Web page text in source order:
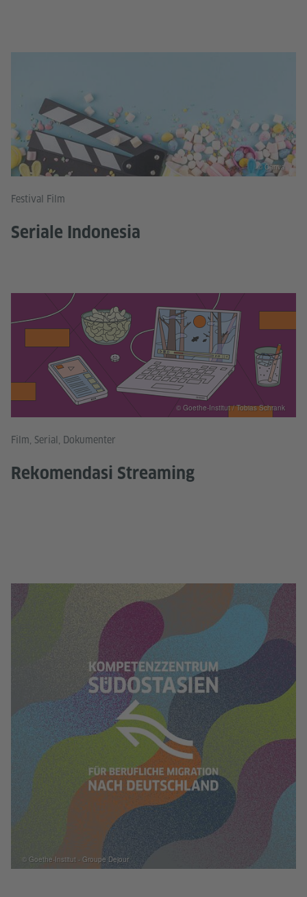
Festival Film
Seriale Indonesia
© Canva
Film, Serial, Dokumenter
Rekomendasi Streaming
© Goethe-Institut / Tobias Schrank
© Goethe-Institut - Groupe Dejour